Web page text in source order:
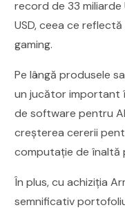
record de 33 miliarde
USD, ceea ce
gaming.
Pe lângă produsele
un jucător important
de software pentru
creșterea cererii
computație de înaltă
În plus, cu achiziția
semnificativ